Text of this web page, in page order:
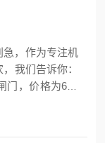
急，作为专注机
我们告诉你：
，价格为698
成本，做到透
——懂行的人才